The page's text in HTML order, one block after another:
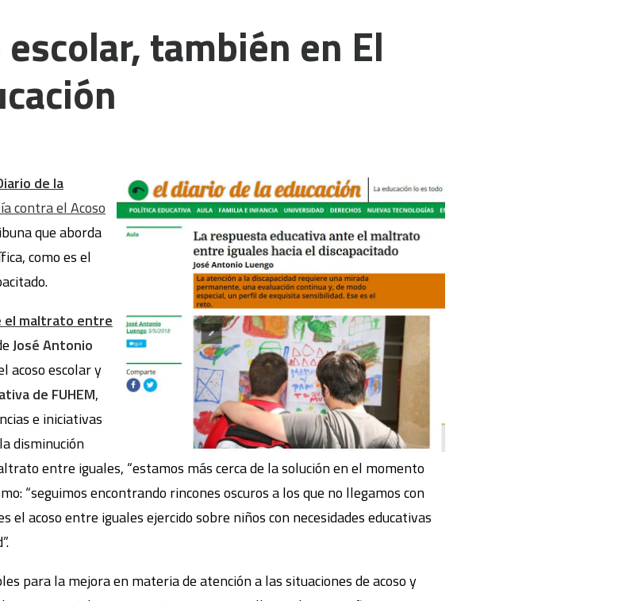
también en El
de la
contra el Acoso
que aborda
como es el
el maltrato entre
José Antonio
acoso escolar y
de FUHEM,
e iniciativas
disminución
entre iguales, “estamos más cerca de la solución en el momento
“seguimos encontrando rincones oscuros a los que no llegamos con
el acoso entre iguales ejercido sobre niños con necesidades educativas
para la mejora en materia de atención a las situaciones de acoso y